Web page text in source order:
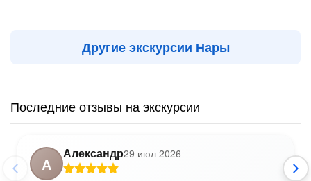
Другие экскурсии Нары
Последние отзывы на экскурсии
А
Александр29 июл 2026